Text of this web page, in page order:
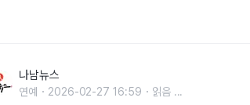
나남뉴스
연예 2026-02-27 16:59 읽음 ...